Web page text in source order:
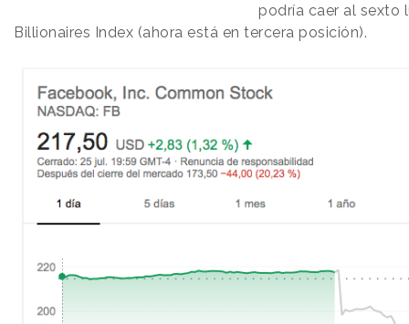
podría caer al sexto
Billionaires Index (ahora está en tercera posición).